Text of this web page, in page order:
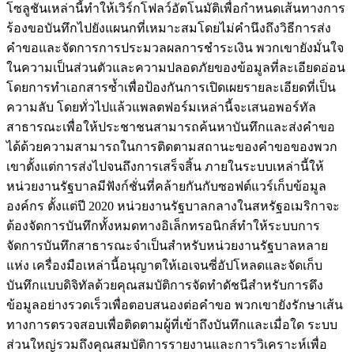
โซลูชันเหล่านี้ทำให้เวิร์กโฟลว์อัตโนมัติเพื่อกำหนดเส้นทางการ
ร้องขอบันทึกไปยังแผนกที่เหมาะสมโดยไม่คำนึงถึงวิธีการส่ง
คำขอและจัดการการประมวลผลการชำระเงิน พวกเขายังมั่นใจ
ในความเป็นส่วนตัวและความปลอดภัยของข้อมูลที่ละเอียดอ่อน
โดยการทำเอกสารซ้ำเพื่อป้องกันการเปิดเผยรายละเอียดที่เป็น
ความลับ โดยทั่วไปแล้วแพลตฟอร์มเหล่านี้จะเสนอพอร์ทัล
สาธารณะเพื่อให้ประชาชนสามารถค้นหาบันทึกและส่งคำขอ
ได้ด้วยความสามารถในการติดตามสถานะของคำขอของพวก
เขาตั้งแต่การส่งไปจนถึงการเสร็จสิ้น ภายในระบบเหล่านี้ให้
หน่วยงานรัฐบาลมีฟังก์ชั่นที่คล้ายกันกับซอฟต์แวร์เก็บข้อมูล
องค์กร ตั้งแต่ปี 2020 หน่วยงานรัฐบาลกลางในสหรัฐอเมริกาจะ
ต้องจัดการบันทึกทั้งหมดทางอิเล็กทรอนิกส์ทำให้ระบบการ
จัดการบันทึกสาธารณะจำเป็นสำหรับหน่วยงานรัฐบาลหลาย
แห่ง เครื่องมือเหล่านี้อนุญาตให้เอเจนซี่อัปโหลดและจัดเก็บ
บันทึกแบบดิจิทัลด้วยคุณสมบัติการจัดทำดัชนีสำหรับการดึง
ข้อมูลอย่างรวดเร็วเพื่อตอบสนองต่อคำขอ พวกเขายังรักษาเส้น
ทางการตรวจสอบเพื่อติดตามผู้ที่เข้าถึงบันทึกและเมื่อใด ระบบ
ส่วนใหญ่รวมถึงคุณสมบัติการรายงานและการวิเคราะห์เพื่อ